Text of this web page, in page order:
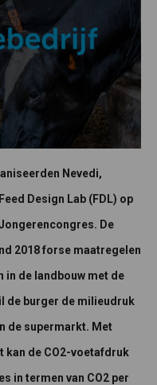
Nevedi,
Design Lab (FDL) op
De
2018 forse maatregelen
de landbouw met de
de burger de milieudruk
de supermarkt. Met
kan de CO2-voetafdruk
in termen van CO2 per